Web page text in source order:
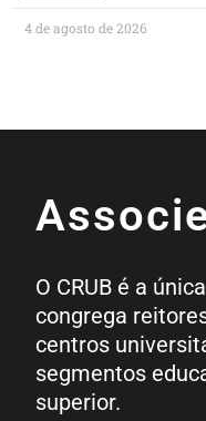
4 de agosto de 2026
O CRUB é a
congrega
centros
segmentos
superior.